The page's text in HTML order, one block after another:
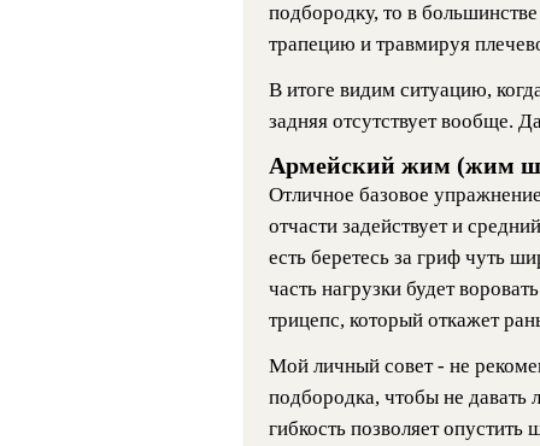
подбородку, то в
трапецию и травмируя
В итоге видим ситуацию,
задняя отсутствует вообще.
Армейский жим (жим
Отличное базовое
отчасти задействует и
есть беретесь за гриф чуть
часть нагрузки будет
трицепс, который откажет
Мой личный совет - не
подбородка, чтобы не
гибкость позволяет опустить